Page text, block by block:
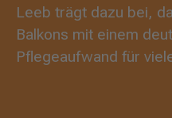
Leeb trägt dazu bei,
Balkons mit einem
Pflegeaufwand für